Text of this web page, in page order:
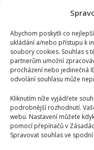
Abychom poskytli co
ukládání a/nebo přístupu k
soubory cookies. Souhlas s
partnerům umožní
procházení nebo jedinečná
odvolání souhlasu může
Kliknutím níže vyjádřete
podrobnější rozhodnutí.
webu. Nastavení můžete
pomocí přepínačů v
Spravovat souhlas ve